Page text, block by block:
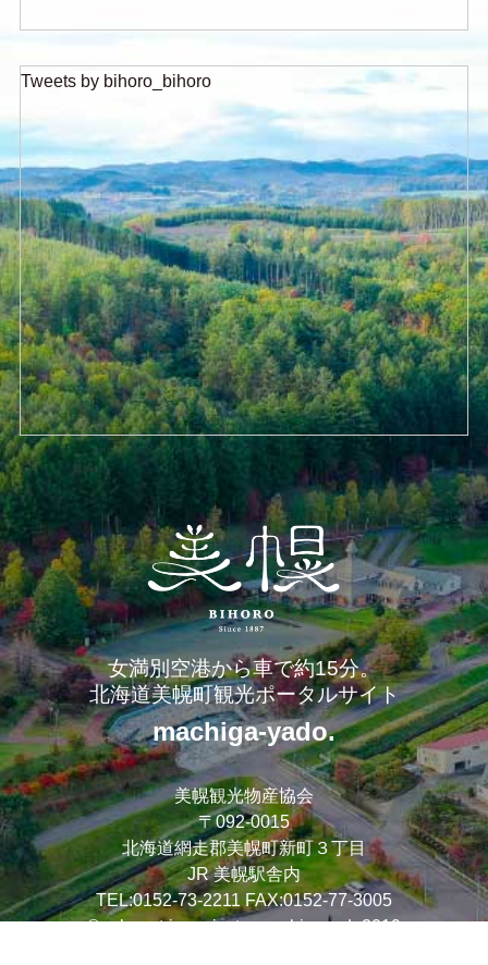
Tweets by bihoro_bihoro
女満別空港から車で約15分。
北海道美幌町観光ポータルサイト
machiga-yado.
美幌観光物産協会
〒092-0015
北海道網走郡美幌町新町３丁目
JR 美幌駅舎内
TEL:0152-73-2211 FAX:0152-77-3005
© reborn trip project machigayado2019